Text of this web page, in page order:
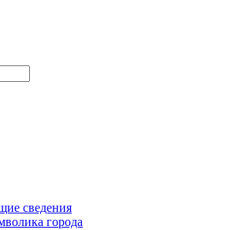
сведения
города